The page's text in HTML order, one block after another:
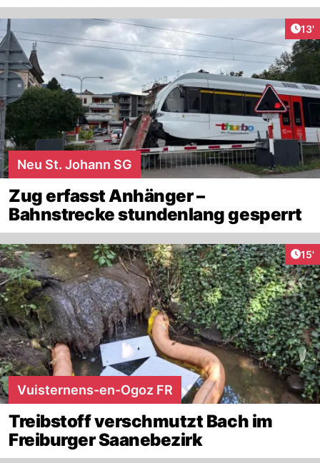
13'
Neu St. Johann SG
Zug erfasst Anhänger –
Bahnstrecke stundenlang gesperrt
15'
Vuisternens-en-Ogoz FR
Treibstoff verschmutzt Bach im
Freiburger Saanebezirk